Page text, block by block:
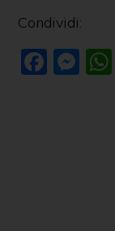
Condividi:
F
M